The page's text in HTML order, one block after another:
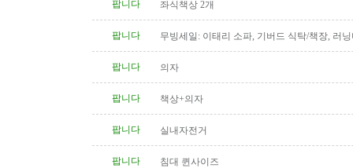
팝니다 좌식책상 2개
팝니다
무빙세일: 이태리 소파, 기버드 식탁/책장, 러
팝니다
의자
팝니다 책상+의자
팝니다 실내자전거
팝니다 침대 퀸사이즈